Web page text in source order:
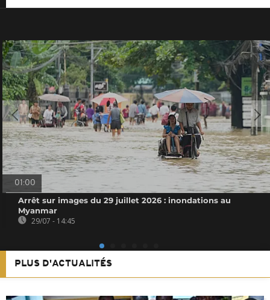
01:00
Arrêt sur images du 29 juillet 2026 : inondations au
Myanmar
29/07 - 14:45
PLUS D'ACTUALITÉS